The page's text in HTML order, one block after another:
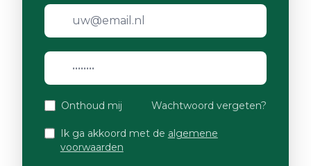
Onthoud mij Wachtwoord vergeten?
Ik ga akkoord met de algemene
voorwaarden